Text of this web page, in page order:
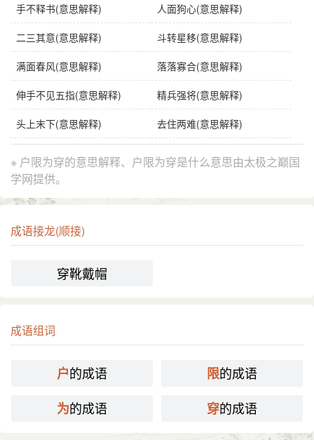
手不释书(意思解释) 人面狗心(意思解释)
二三其意(意思解释) 斗转星移(意思解释)
满面春风(意思解释) 落落寡合(意思解释)
伸手不见五指(意思解释) 精兵强将(意思解释)
头上末下(意思解释) 去住两难(意思解释)
※ 户限为穿的意思解释、户限为穿是什么意思由太极之巅国
学网提供。
成语接龙(顺接)
穿靴戴帽
成语组词
户的成语 限的成语
为的成语 穿的成语